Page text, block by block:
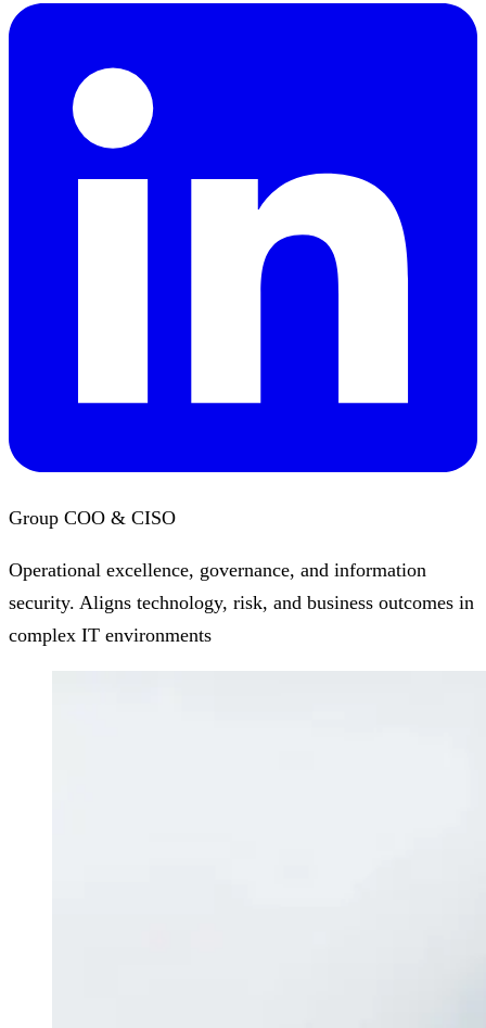
Group COO & CISO
Operational excellence, governance, and information
security. Aligns technology, risk, and business outcomes in
complex IT environments